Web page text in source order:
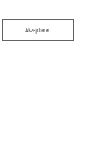
Akzeptieren